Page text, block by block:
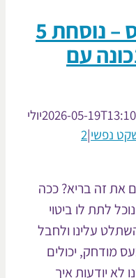
התמודדות עם כעס – נוסחת 5
עם
2026-05-יולי
|
2
בריא? ככה
ביטוי
ולחבל
יכולים
איך